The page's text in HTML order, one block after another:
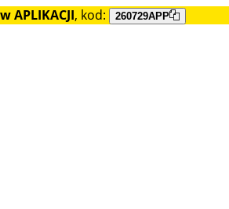
APLIKACJI, kod: 260729APP